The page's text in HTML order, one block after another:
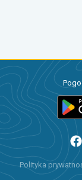
Polityka